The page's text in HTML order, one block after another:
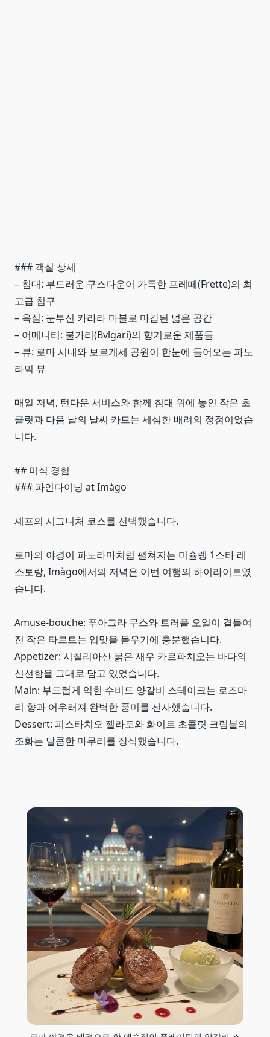
### 객실 상세
– 침대: 부드러운 구스다운이 가득한 프레떼(Frette)의 최
고급 침구
– 욕실: 눈부신 카라라 마블로 마감된 넓은 공간
– 어메니티: 불가리(Bvlgari)의 향기로운 제품들
– 뷰: 로마 시내와 보르게세 공원이 한눈에 들어오는 파노
라믹 뷰
매일 저녁, 턴다운 서비스와 함께 침대 위에 놓인 작은 초
콜릿과 다음 날의 날씨 카드는 세심한 배려의 정점이었습
니다.
## 미식 경험
### 파인다이닝 at Imàgo
셰프의 시그니처 코스를 선택했습니다.
로마의 야경이 파노라마처럼 펼쳐지는 미슐랭 1스타 레
스토랑, Imàgo에서의 저녁은 이번 여행의 하이라이트였
습니다.
Amuse-bouche: 푸아그라 무스와 트러플 오일이 곁들여
진 작은 타르트는 입맛을 돋우기에 충분했습니다.
Appetizer: 시칠리아산 붉은 새우 카르파치오는 바다의
신선함을 그대로 담고 있었습니다.
Main: 부드럽게 익힌 수비드 양갈비 스테이크는 로즈마
리 향과 어우러져 완벽한 풍미를 선사했습니다.
Dessert: 피스타치오 젤라토와 화이트 초콜릿 크럼블의
조화는 달콤한 마무리를 장식했습니다.